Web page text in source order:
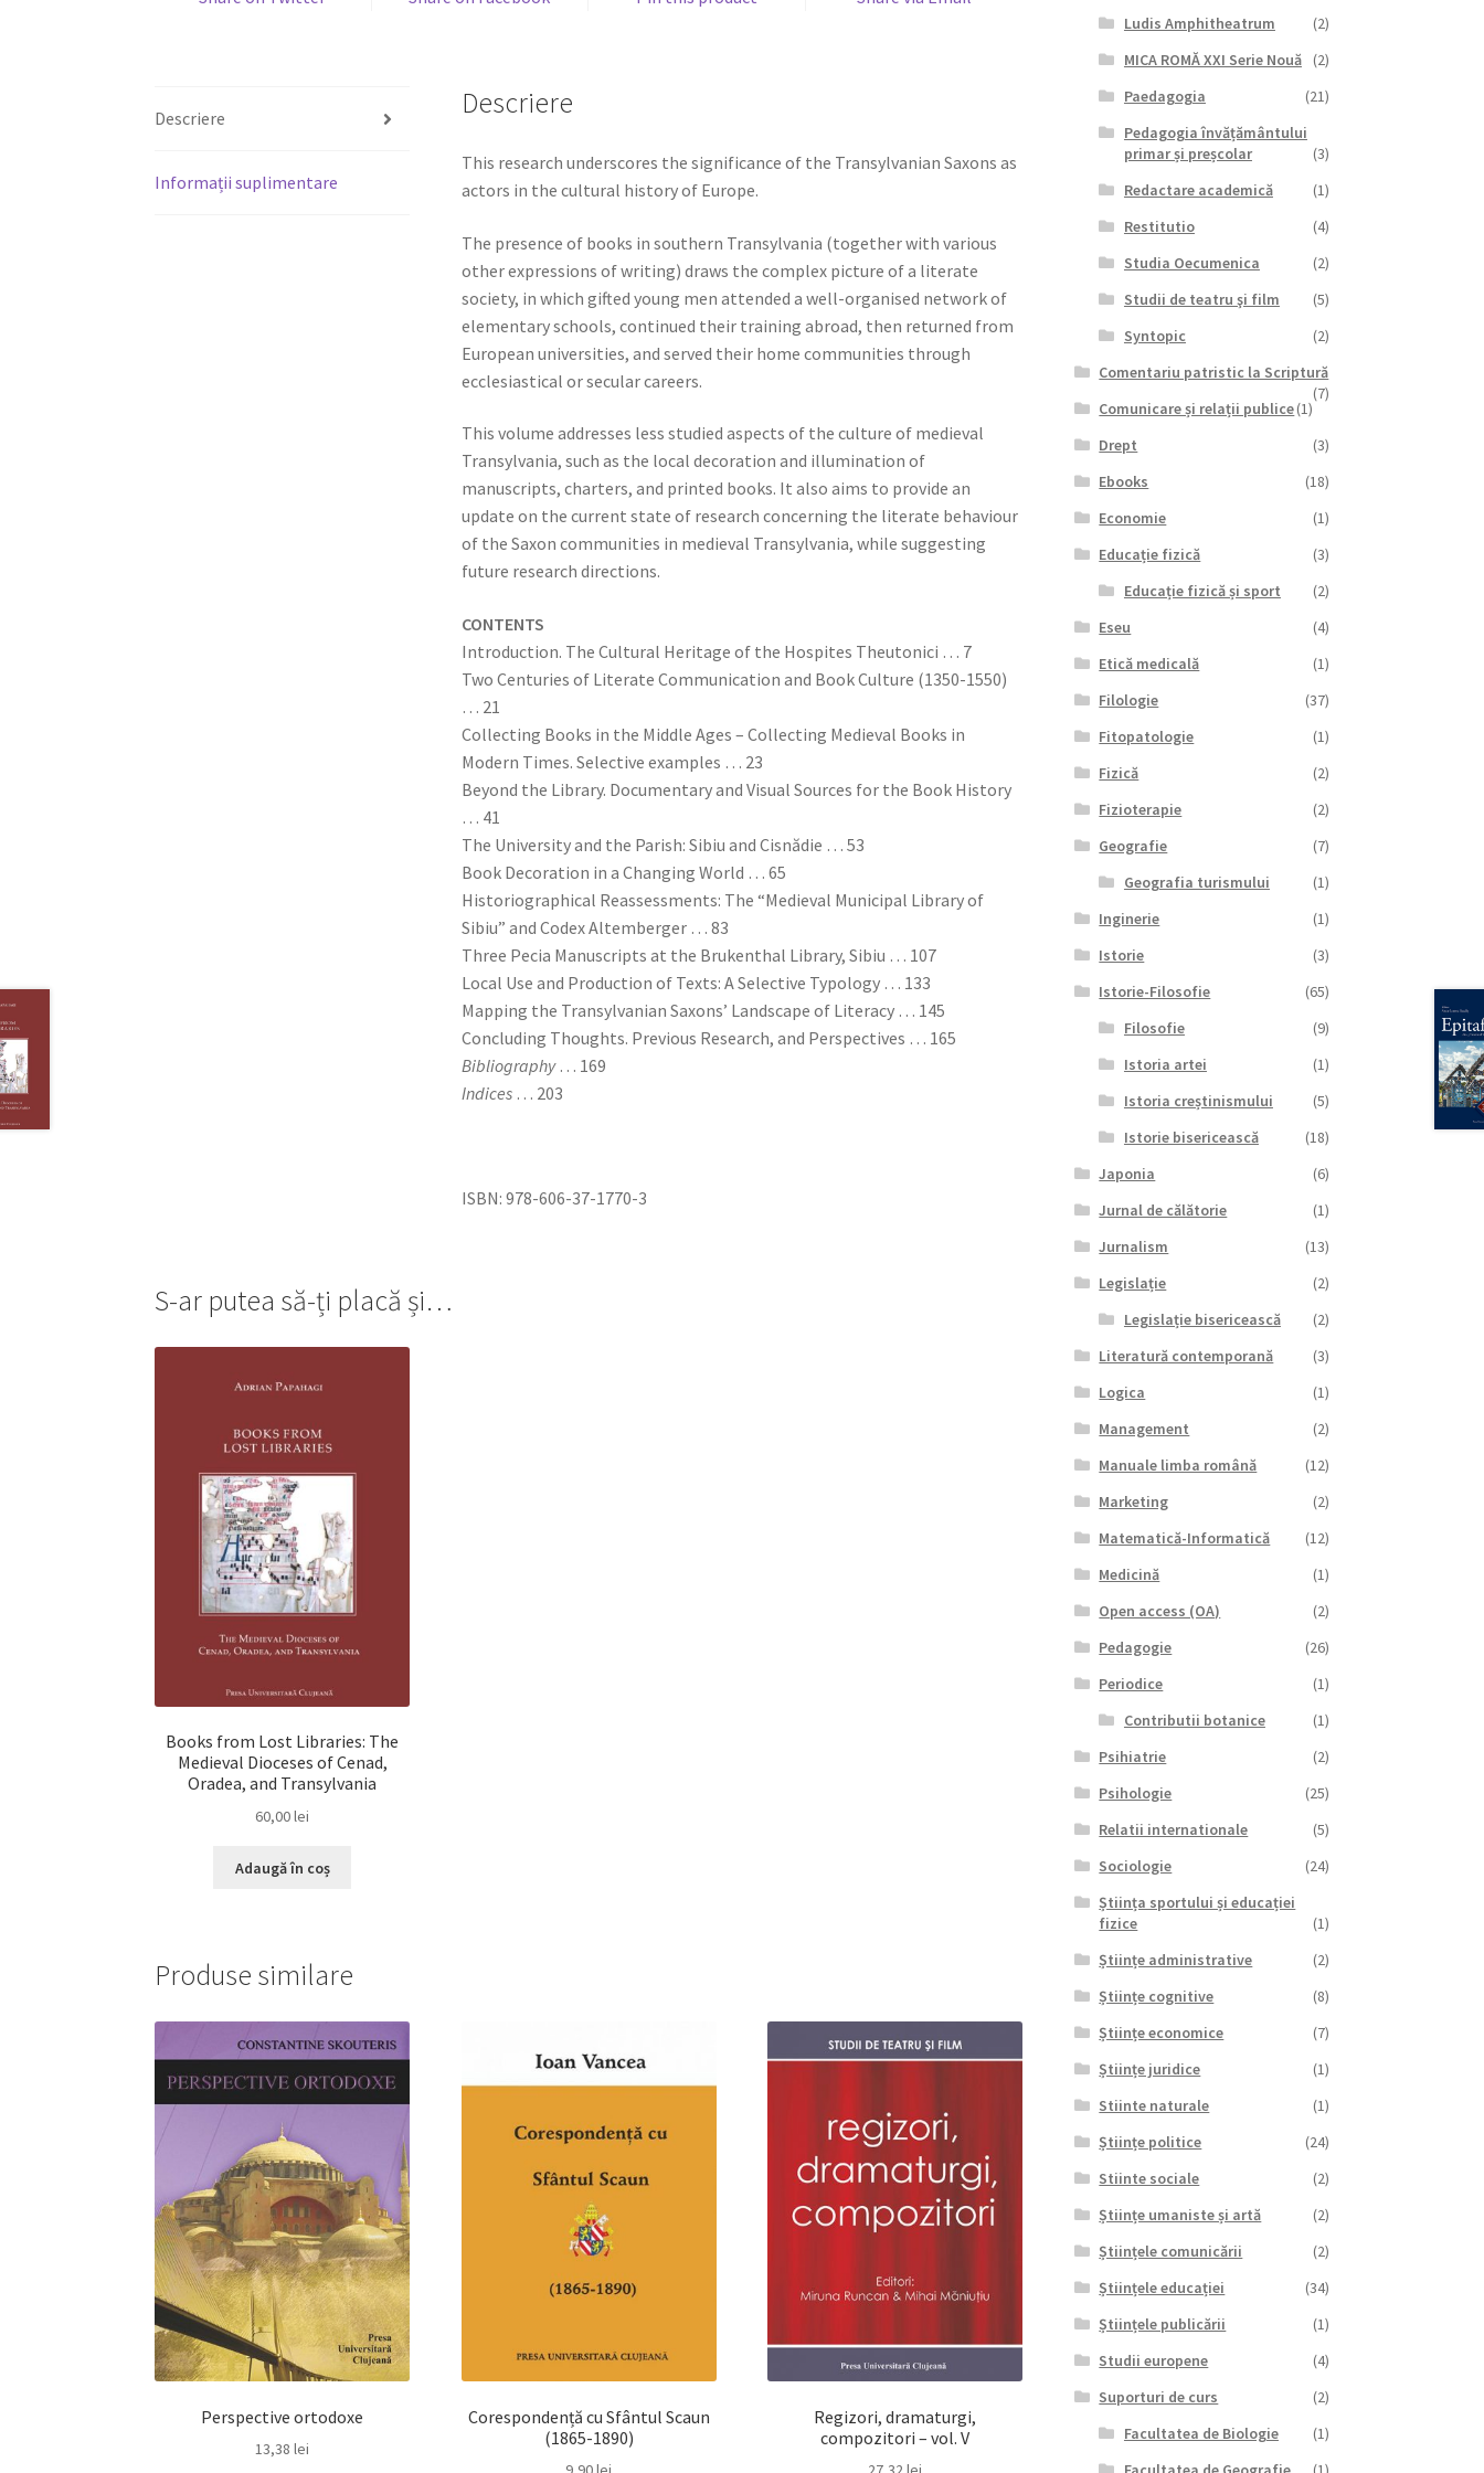
Descriere
Informații suplimentare
Descriere
This research underscores the significance of the Transylvanian Saxons as
actors in the cultural history of Europe.
The presence of books in southern Transylvania (together with various
other expressions of writing) draws the complex picture of a literate
society, in which gifted young men attended a well-organised network of
elementary schools, continued their training abroad, then returned from
European universities, and served their home communities through
ecclesiastical or secular careers.
This volume addresses less studied aspects of the culture of medieval
Transylvania, such as the local decoration and illumination of
manuscripts, charters, and printed books. It also aims to provide an
update on the current state of research concerning the literate behaviour
of the Saxon communities in medieval Transylvania, while suggesting
future research directions.
CONTENTS
Introduction. The Cultural Heritage of the Hospites Theutonici … 7
Two Centuries of Literate Communication and Book Culture (1350-1550)
… 21
Collecting Books in the Middle Ages – Collecting Medieval Books in
Modern Times. Selective examples … 23
Beyond the Library. Documentary and Visual Sources for the Book History
… 41
The University and the Parish: Sibiu and Cisnădie … 53
Book Decoration in a Changing World … 65
Historiographical Reassessments: The “Medieval Municipal Library of
Sibiu” and Codex Altemberger … 83
Three Pecia Manuscripts at the Brukenthal Library, Sibiu … 107
Local Use and Production of Texts: A Selective Typology … 133
Mapping the Transylvanian Saxons’ Landscape of Literacy … 145
Concluding Thoughts. Previous Research, and Perspectives … 165
Bibliography… 169
Indices… 203
ISBN: 978-606-37-1770-3
S-ar putea să-ți placă și…
Books from Lost Libraries: The
Medieval Dioceses of Cenad,
Oradea, and Transylvania
60,00lei
Adaugă în coș
Produse similare
Perspective ortodoxe
13,38lei
Corespondență cu Sfântul Scaun
(1865-1890)
Regizori, dramaturgi,
compozitori – vol. V
Ludis Amphitheatrum
(2)
MICA ROMĂ XXI Serie Nouă
(2)
Paedagogia
(21)
Pedagogia învățământului
primar și preșcolar
(3)
Redactare academică
(1)
Restitutio
(4)
Studia Oecumenica
(2)
Studii de teatru şi film
(5)
Syntopic
(2)
Comentariu patristic la Scriptură
(7)
Comunicare și relații publice(1)
Drept
(3)
Ebooks
(18)
Economie
(1)
Educație fizică
(3)
Educație fizică și sport
(2)
Eseu
(4)
Etică medicală
(1)
Filologie
(37)
Fitopatologie
(1)
Fizică
(2)
Fizioterapie
(2)
Geografie
(7)
Geografia turismului
(1)
Inginerie
(1)
Istorie
(3)
Istorie-Filosofie
(65)
Filosofie
(9)
Istoria artei
(1)
Istoria creștinismului
(5)
Istorie bisericească
(18)
Japonia
(6)
Jurnal de călătorie
(1)
Jurnalism
(13)
Legislație
(2)
Legislație bisericească
(2)
Literatură contemporană
(3)
Logica
(1)
Management
(2)
Manuale limba română
(12)
Marketing
(2)
Matematică-Informatică
(12)
Medicină
(1)
Open access (OA)
(2)
Pedagogie
(26)
Periodice
(1)
Contributii botanice
(1)
Psihiatrie
(2)
Psihologie
(25)
Relatii internationale
(5)
Sociologie
(24)
Știința sportului și educației
fizice
(1)
Științe administrative
(2)
Științe cognitive
(8)
Științe economice
(7)
Științe juridice
(1)
Stiinte naturale
(1)
Științe politice
(24)
Stiinte sociale
(2)
Științe umaniste și artă
(2)
Științele comunicării
(2)
Științele educației
(34)
Științele publicării
(1)
Studii europene
(4)
Suporturi de curs
(2)
Facultatea de Biologie
(1)